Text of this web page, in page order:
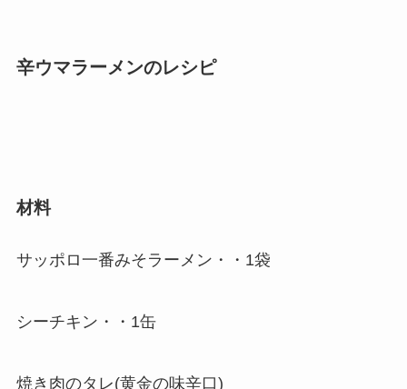
辛ウマラーメンのレシピ
材料
サッポロ一番みそラーメン・・1袋
シーチキン・・1缶
焼き肉のタレ(黄金の味辛口)